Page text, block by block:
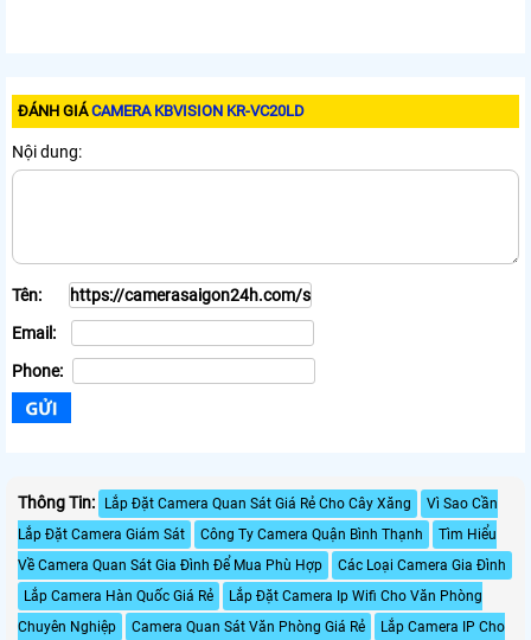
ĐÁNH GIÁCAMERA KBVISION KR-VC20LD
Nội dung:
Tên:
Email:
Phone:
Thông Tin: Lắp Đặt Camera Quan Sát Giá Rẻ Cho Cây Xăng
Vì Sao Cần
Lắp Đặt Camera Giám Sát
Công Ty Camera Quận Bình Thạnh
Tìm Hiểu
Về Camera Quan Sát Gia Đình Để Mua Phù Hợp
Các Loại Camera Gia Đình
Lắp Camera Hàn Quốc Giá Rẻ
Lắp Đặt Camera Ip Wifi Cho Văn Phòng
Chuyên Nghiệp
Camera Quan Sát Văn Phòng Giá Rẻ
Lắp Camera IP Cho